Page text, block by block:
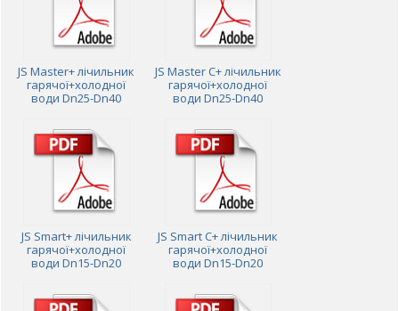
JS Master+ лічильник
гарячої+холодної
води Dn25-Dn40
JS Master C+ лічильник
гарячої+холодної
води Dn25-Dn40
JS Smart+ лічильник
гарячої+холодної
води Dn15-Dn20
JS Smart C+ лічильник
гарячої+холодної
води Dn15-Dn20